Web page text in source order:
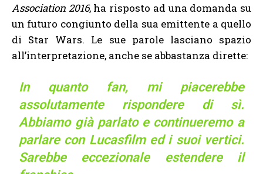
Association 2016, ha risposto ad una domanda su
un futuro congiunto della sua emittente a quello
di Star Wars. Le sue parole lasciano spazio
all’interpretazione, anche se abbastanza dirette:
In quanto fan, mi piacerebbe
assolutamente rispondere di sì.
Abbiamo già parlato e continueremo a
parlare con Lucasfilmed i suoi vertici.
Sarebbe eccezionale estendere il